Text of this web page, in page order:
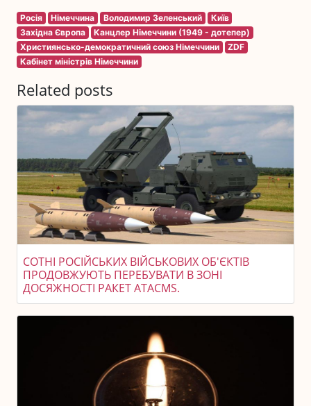
Росія Німеччина Володимир Зеленський
Київ
Західна Європа
Канцлер Німеччини (1949 - дотепер)
Християнсько-демократичний союз Німеччини
ZDF
Кабінет міністрів Німеччини
Related posts
СОТНІ РОСІЙСЬКИХ ВІЙСЬКОВИХ ОБ'ЄКТІВ
ПРОДОВЖУЮТЬ ПЕРЕБУВАТИ В ЗОНІ
ДОСЯЖНОСТІ РАКЕТ ATACMS.